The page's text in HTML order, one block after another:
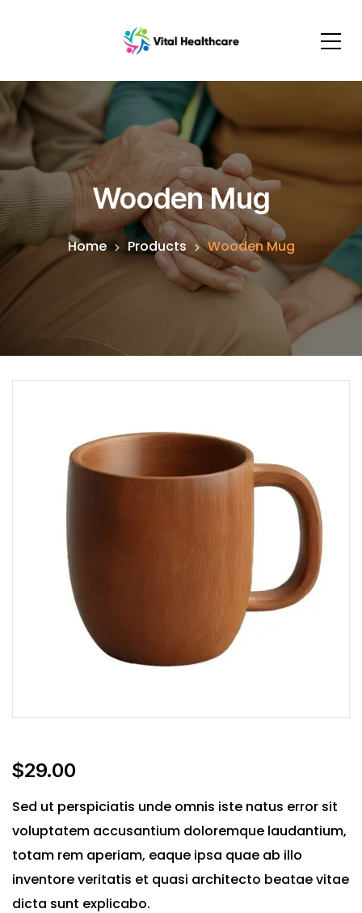
Wooden Mug
Home Products Wooden Mug
$29.00
Sed ut perspiciatis unde omnis iste natus error sit
voluptatem accusantium doloremque laudantium,
totam rem aperiam, eaque ipsa quae ab illo
inventore veritatis et quasi architecto beatae vitae
dicta sunt explicabo.